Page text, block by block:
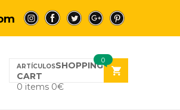
a a a a a
SHOPPING
CART
0 items 0€
0